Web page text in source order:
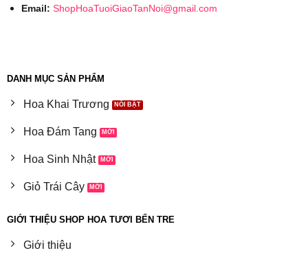
Email: ShopHoaTuoiGiaoTanNoi@gmail.com
DANH MỤC SẢN PHẨM
Hoa Khai Trương
Hoa Đám Tang
Hoa Sinh Nhật
Giỏ Trái Cây
GIỚI THIỆU SHOP HOA TƯƠI BẾN TRE
Giới thiệu